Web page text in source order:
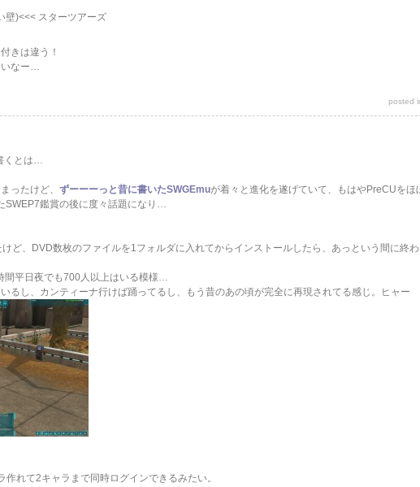
壁)<<< スターツアーズ
きは違う！
なー…
posted
くとは…
ったけど、 ずーーーっと昔に書いたSWGEmuが着々と進化を遂げていて、もはやPreCUをほ
SWEP7鑑賞の後に度々話題になり…
ど、DVD数枚のファイルを1フォルダに入れてからインストールしたら、あっという間に終わ
平日夜でも700人以上はいる模様…
るし、カンティーナ行けば踊ってるし、もう昔のあの頃が完全に再現されてる感じ。ヒャー
れて2キャラまで同時ログインできるみたい。